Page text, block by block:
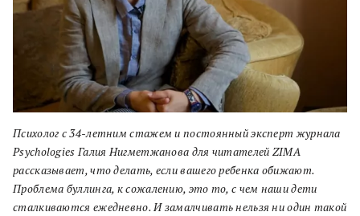
Психолог с 34-летним стажем и постоянный эксперт журнала
Psychologies Галия Нигметжанова для читателей ZIMA
рассказывает, что делать, если вашего ребенка обижают.
Проблема буллинга, к сожалению, это то, с чем наши дети
сталкиваются ежедневно. И замалчивать нельзя ни один такой